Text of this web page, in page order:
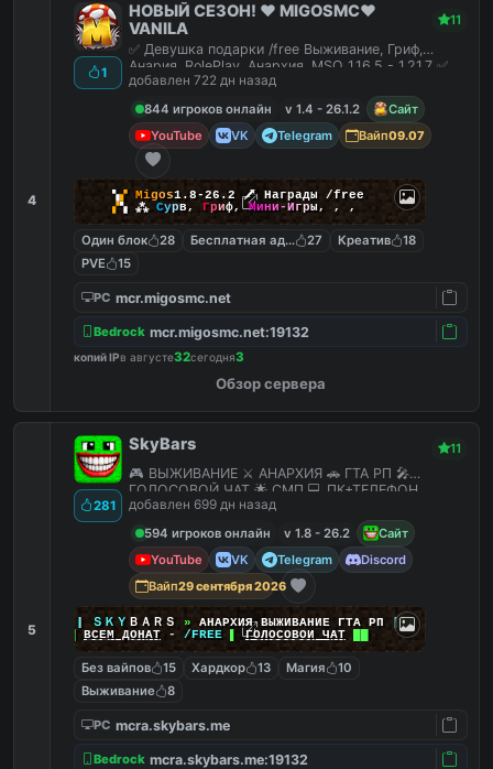
4
1
НОВЫЙ СЕЗОН! ❤️ MIGOSMC❤️
VANILA
11
✅ Девушка подарки /free Выживание, Гриф,
Анария, RolePlay, Анархия, MSO 1.16.5 - 1.21.7 ✅
добавлен 722 дн назад
844 игроков онлайн
v 1.4 - 26.1.2
Сайт
YouTube
VK Telegram Вайп09.07
▚▞ Migos1.8-26.2🗡 Награды /free
▞▚ ⁂ Сурв, Гриф,Мини-Игры, , ,
Один блок 28 Бесплатная админка
27 Креатив
18
PVE
15
PC mcr.migosmc.net
Bedrock mcr.migosmc.net:19132
копий IPв августе32сегодня3
Обзор сервера
5
281
SkyBars 11
🎮 ВЫЖИВАНИЕ ⚔️ АНАРХИЯ 🚗 ГТА РП 🎤
ГОЛОСОВОЙ ЧАТ 🌟 СМП 💻 ПК+ТЕЛЕФОН
добавлен 699 дн назад
594 игроков онлайн
v 1.8 - 26.2
Сайт
YouTube
VK Telegram
Discord
Вайп29 сентября 2026
ＳＫＹ ＢＡＲＳ » АНАРХИЯ ВЫЖИВАНИЕ ГТА РП |||
ВСЕМ ДОНАТ- /FREE ▌ГОЛОСОВОЙ ЧАТ
Без вайпов 15 Хардкор 13 Магия
10
Выживание
8
PC mcra.skybars.me
Bedrock mcra.skybars.me:19132